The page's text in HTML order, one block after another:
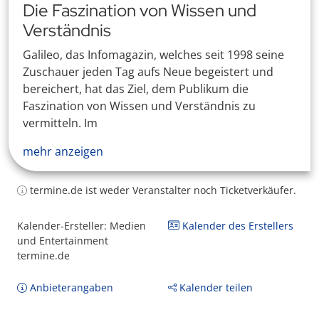
Die Faszination von Wissen und
Verständnis
Galileo, das Infomagazin, welches seit 1998 seine
Zuschauer jeden Tag aufs Neue begeistert und
bereichert, hat das Ziel, dem Publikum die
Faszination von Wissen und Verständnis zu
vermitteln. Im
mehr anzeigen
termine.de ist weder Veranstalter noch Ticketverkäufer.
Kalender-Ersteller: Medien
und Entertainment
termine.de
Kalender des Erstellers
Anbieterangaben Kalender teilen